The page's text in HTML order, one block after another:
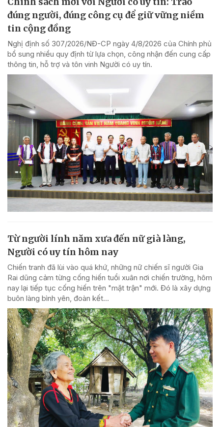
đúng người, đúng công cụ để giữ vững niềm
tin cộng đồng
Nghị định số 307/2026/NĐ-CP ngày 4/8/2026 của Chính phủ
bổ sung nhiều quy định từ lựa chọn, công nhận đến cung cấp
thông tin, hỗ trợ và tôn vinh Người có uy tín.
Từ người lính năm xưa đến nữ già làng,
Người có uy tín hôm nay
Chiến tranh đã lùi vào quá khứ, những nữ chiến sĩ người Gia
Rai dũng cảm từng cống hiến tuổi xuân nơi chiến trường, hôm
nay lại tiếp tục cống hiến trên "mặt trận" mới. Đó là xây dựng
buôn làng bình yên, đoàn kết...